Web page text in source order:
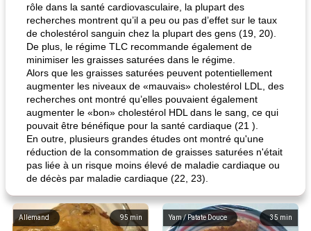
rôle dans la santé cardiovasculaire, la plupart des
recherches montrent qu’il a peu ou pas d’effet sur le taux
de cholestérol sanguin chez la plupart des gens (19, 20).
De plus, le régime TLC recommande également de
minimiser les graisses saturées dans le régime.
Alors que les graisses saturées peuvent potentiellement
augmenter les niveaux de «mauvais» cholestérol LDL, des
recherches ont montré qu’elles pouvaient également
augmenter le «bon» cholestérol HDL dans le sang, ce qui
pouvait être bénéfique pour la santé cardiaque (21 ).
En outre, plusieurs grandes études ont montré qu'une
réduction de la consommation de graisses saturées n'était
pas liée à un risque moins élevé de maladie cardiaque ou
de décès par maladie cardiaque (22, 23).
95 min
Allemand 35 min
Yam / Patate Douce